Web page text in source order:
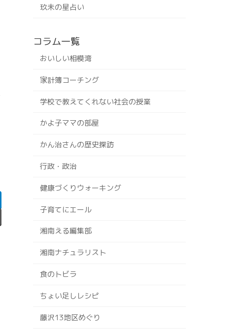
玖未の星占い
コラム一覧
おいしい相模湾
家計簿コーチング
学校で教えてくれない社会の授業
かよ子ママの部屋
かん治さんの歴史探訪
行政・政治
健康づくりウォーキング
子育てにエール
湘南える編集部
湘南ナチュラリスト
食のトビラ
ちょい足しレシピ
藤沢13地区めぐり